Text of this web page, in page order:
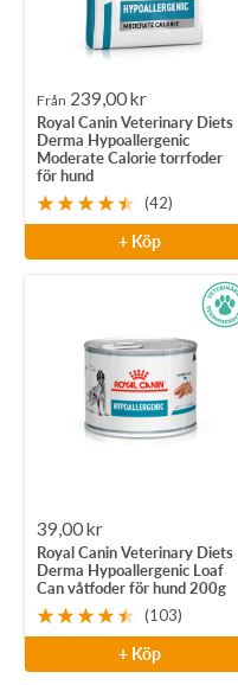
Rea-
pris
Från 239,00 kr
Royal Canin Veterinary Diets
Derma Hypoallergenic
Moderate Calorie torrfoder
för hund
(42)
+ Köp
Rea-
pris
39,00 kr
Royal Canin Veterinary Diets
Derma Hypoallergenic Loaf
Can våtfoder för hund 200g
(103)
+ Köp